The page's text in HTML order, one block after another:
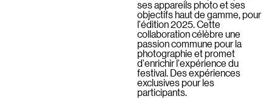
ses appareils photo et ses
objectifs haut de gamme, pour
l'édition 2025. Cette
collaboration célèbre une
passion commune pour la
photographie et promet
d'enrichir l'expérience du
festival. Des expériences
exclusives pour les
participants.